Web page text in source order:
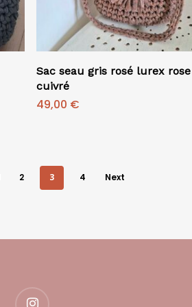
Ajouter Au Panier
Sac seau gris rosé lurex rose
cuivré
49,00 €
2 3 4 Next